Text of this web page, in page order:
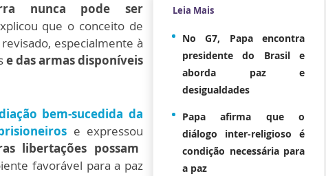
Leia Mais
No G7, Papa encontra
presidente do Brasil e
aborda paz e
desigualdades
Papa afirma que o
diálogo inter-religioso é
condição necessária para
a paz
nunca pode ser
que o conceito de
especialmente à
e das armas disponíveis
bem-sucedida da
e expressou
libertações possam
favorável para a paz